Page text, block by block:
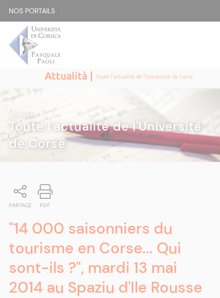
NOS PORTAILS :
Attualità |Toute l'actualité de l'Université de Corse
ATTUALITÀ|
Toute l'actualité de l'Université
de Corse
PARTAGE PDF
"14 000 saisonniers du
tourisme en Corse... Qui
sont-ils ?", mardi 13 mai
2014 au Spaziu d'Ile Rousse